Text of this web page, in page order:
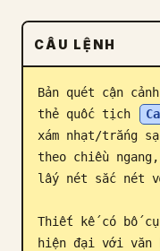
Tải xuống
Blog
Cập nhật
CÂU LỆNH
Bản quét cận
thẻ quốc tịch
xám nhạt/trắng
theo chiều
lấy nét sắc nét
Thiết kế có bố
hiện đại với văn